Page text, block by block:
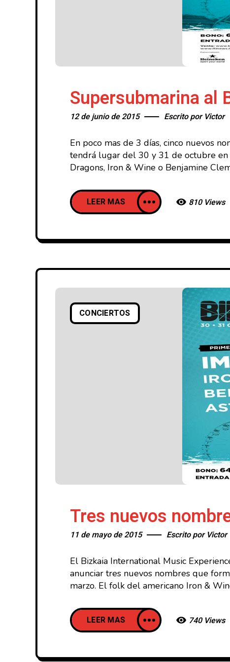
Supersubmarina al
12 de junio de 2015 Escrito por Victor
En poco mas de 3 días, cinco nuevos
tendrá lugar del 30 y 31 de octubre en
Dragons, Iron & Wine o Benjamine
LEER MAS 810 Views
CONCIERTOS
Tres nuevos
11 de mayo de 2015 Escrito por Victor
El Bizkaia International Music
anunciar tres nuevos nombres que
marzo. El folk del americano Iron &
LEER MAS 740 Views